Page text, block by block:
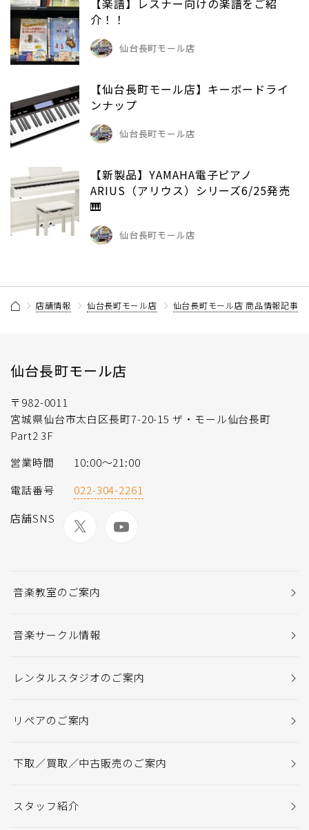
【楽譜】レスナー向けの楽譜をご紹
介！！
仙台長町モール店
【仙台長町モール店】キーボードライ
ンナップ
仙台長町モール店
【新製品】YAMAHA電子ピアノ
ARIUS（アリウス）シリーズ6/25発売
🎹
仙台長町モール店
店舗情報 仙台長町モール店 仙台長町モール店 商品情報記事一
仙台長町モール店
〒982-0011
宮城県仙台市太白区長町7-20-15 ザ・モール仙台長町
Part2 3F
営業時間
10:00〜21:00
電話番号
022-304-2261
店舗SNS
音楽教室のご案内
音楽サークル情報
レンタルスタジオのご案内
リペアのご案内
下取／買取／中古販売のご案内
スタッフ紹介